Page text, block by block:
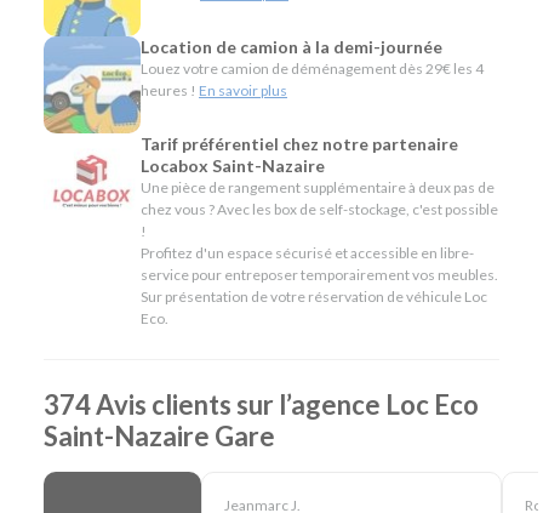
matériel.
L'esprit Loc Eco
Depuis plus de 40 ans, Loc Eco propose une location de
véhicules simple, économique et accessible. À Saint-Nazaire
Gare, nous mettons cette philosophie au service de tous
vos projets grâce à une agence de proximité, un large choix
de véhicules et des services pensés pour vous simplifier la
location, que vous soyez de passage ou habitant de la
En résumé - Location de voiture à Saint-Nazaire
Agences de location à proximité :La Baule Gare
Catégories de voitures :
Citadines
Monospaces et Minibus-
Catégories d'utilitaires :
Véhicules de société
Location de camion à la demi-journée
Louez votre camion de déménagement dès 29€ les 4
heures ! En savoir plus
Tarif préférentiel chez notre partenaire
Locabox Saint-Nazaire
Une pièce de rangement supplémentaire à deux pas de
chez vous ? Avec les box de self-stockage, c'est possible
!
Profitez d'un espace sécurisé et accessible en libre-
service pour entreposer temporairement vos meubles.
Sur présentation de votre réservation de véhicule Loc
Eco.
374 Avis clients sur l’agence Loc Eco
Saint-Nazaire Gare
Jeanmarc J.